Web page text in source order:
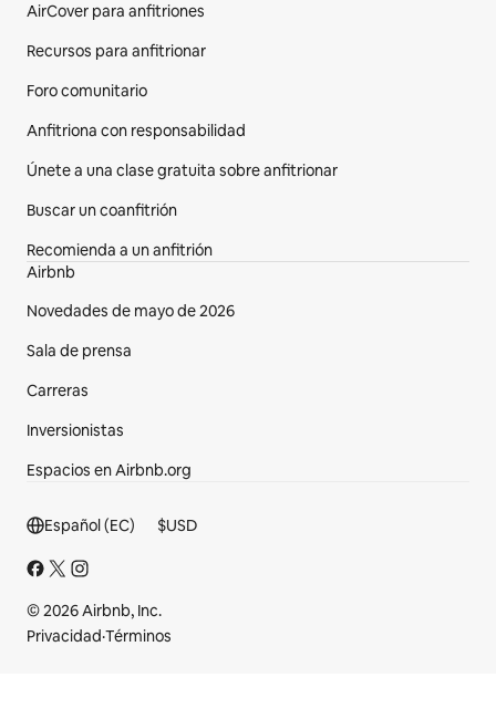
AirCover para anfitriones
Recursos para anfitrionar
Foro comunitario
Anfitriona con responsabilidad
Únete a una clase gratuita sobre anfitrionar
Buscar un coanfitrión
Recomienda a un anfitrión
Airbnb
Novedades de mayo de 2026
Sala de prensa
Carreras
Inversionistas
Espacios en Airbnb.org
Sección del pie de página
Español (EC) $USD
© 2026 Airbnb, Inc.
Privacidad·Términos